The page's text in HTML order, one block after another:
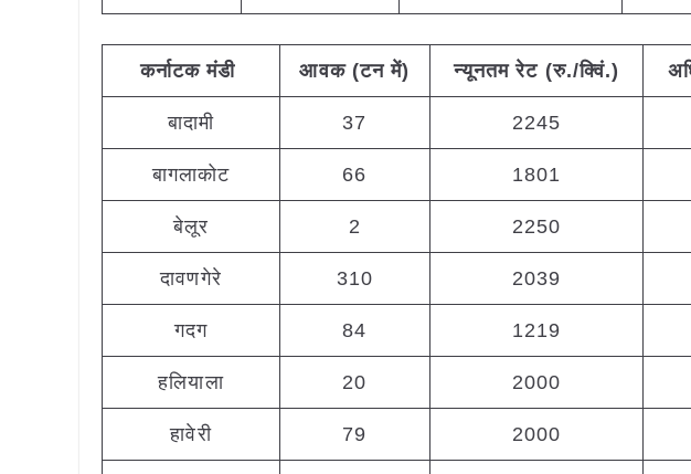
कर्नाटक मंडी आवक (टन में) न्यूनतम रेट (रु./क्विं.)
बादामी 37 2245
बागलाकोट 66 1801
बेलूर 2 2250
दावणगेरे 310 2039
गदग 84 1219
हलियाला 20 2000
हावेरी 79 2000